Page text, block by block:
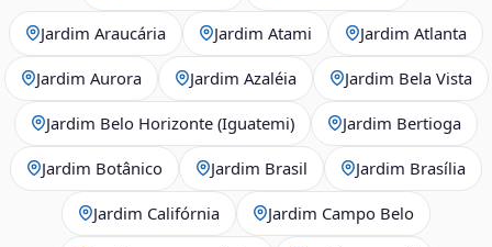
Jardim Araucária Jardim Atami Jardim Atlanta
Jardim Aurora Jardim Azaléia Jardim Bela Vista
Jardim Belo Horizonte (Iguatemi) Jardim Bertioga
Jardim Botânico Jardim Brasil Jardim Brasília
Jardim Califórnia Jardim Campo Belo